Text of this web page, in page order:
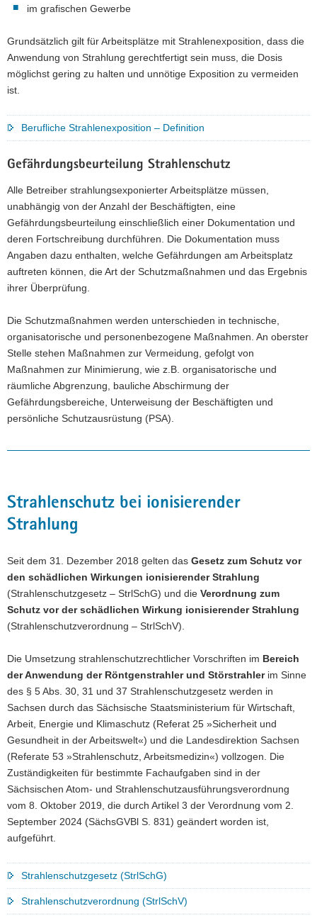
im grafischen Gewerbe
Grundsätzlich gilt für Arbeitsplätze mit Strahlenexposition, dass die
Anwendung von Strahlung gerechtfertigt sein muss, die Dosis
möglichst gering zu halten und unnötige Exposition zu vermeiden
ist.
Berufliche Strahlenexposition – Definition
Gefährdungsbeurteilung Strahlenschutz
Alle Betreiber strahlungsexponierter Arbeitsplätze müssen,
unabhängig von der Anzahl der Beschäftigten, eine
Gefährdungsbeurteilung einschließlich einer Dokumentation und
deren Fortschreibung durchführen. Die Dokumentation muss
Angaben dazu enthalten, welche Gefährdungen am Arbeitsplatz
auftreten können, die Art der Schutzmaßnahmen und das Ergebnis
ihrer Überprüfung.
Die Schutzmaßnahmen werden unterschieden in technische,
organisatorische und personenbezogene Maßnahmen. An oberster
Stelle stehen Maßnahmen zur Vermeidung, gefolgt von
Maßnahmen zur Minimierung, wie z.B. organisatorische und
räumliche Abgrenzung, bauliche Abschirmung der
Gefährdungsbereiche, Unterweisung der Beschäftigten und
persönliche Schutzausrüstung (PSA).
Strahlenschutz bei ionisierender
Strahlung
Seit dem 31. Dezember 2018 gelten das Gesetz zum Schutz vor
den schädlichen Wirkungen ionisierender Strahlung
(Strahlenschutzgesetz – StrlSchG) und die Verordnung zum
Schutz vor der schädlichen Wirkung ionisierender Strahlung
(Strahlenschutzverordnung – StrlSchV).
Die Umsetzung strahlenschutzrechtlicher Vorschriften im Bereich
der Anwendung der Röntgenstrahler und Störstrahlerim Sinne
des § 5 Abs. 30, 31 und 37 Strahlenschutzgesetz werden in
Sachsen durch das Sächsische Staatsministerium für Wirtschaft,
Arbeit, Energie und Klimaschutz (Referat 25 »Sicherheit und
Gesundheit in der Arbeitswelt«) und die Landesdirektion Sachsen
(Referate 53 »Strahlenschutz, Arbeitsmedizin«) vollzogen. Die
Zuständigkeiten für bestimmte Fachaufgaben sind in der
Sächsischen Atom- und Strahlenschutzausführungsverordnung
vom 8. Oktober 2019, die durch Artikel 3 der Verordnung vom 2.
September 2024 (SächsGVBl S. 831) geändert worden ist,
aufgeführt.
Strahlenschutzgesetz (StrlSchG)
Strahlenschutzverordnung (StrlSchV)